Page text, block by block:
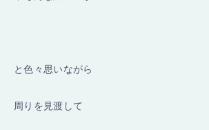
と色々思いながら
周りを見渡して